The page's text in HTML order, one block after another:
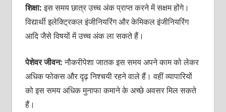
शिक्षा:इस समय छात्र उच्‍च अंक प्राप्‍त करने में सक्षम होंगे।
विद्यार्थी इलेक्ट्रिकल इंजीनियरिंग और केमिकल इंजीनियरिंग
आदि जैसे विषयों में उच्‍च अंक ला सकते हैं।
पेशेवर जीवन:नौकरीपेशा जातक इस समय अपने काम को लेकर
अधिक फोकस और दृढ़ निश्‍चयी रहने वाले हैं। वहीं व्‍यापारियों
को इस समय अधिक मुनाफा कमाने के अच्‍छे अवसर मिल सकते
हैं।